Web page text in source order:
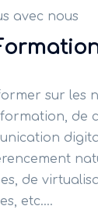
avec nous
sur les
de
de
etc....